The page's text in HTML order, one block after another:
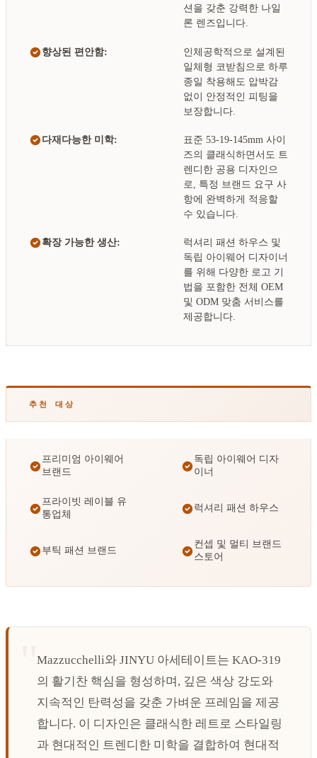
션을 갖춘 강력한 나일
론 렌즈입니다.
향상된 편안함:
인체공학적으로 설계된
일체형 코받침으로 하루
종일 착용해도 압박감
없이 안정적인 피팅을
보장합니다.
다재다능한 미학:
표준 53-19-145mm 사이
즈의 클래식하면서도 트
렌디한 공용 디자인으
로, 특정 브랜드 요구 사
항에 완벽하게 적응할
수 있습니다.
확장 가능한 생산:
럭셔리 패션 하우스 및
독립 아이웨어 디자이너
를 위해 다양한 로고 기
법을 포함한 전체 OEM
및 ODM 맞춤 서비스를
제공합니다.
추천 대상
프리미엄 아이웨어
브랜드
독립 아이웨어 디자
이너
프라이빗 레이블 유
통업체
럭셔리 패션 하우스
부틱 패션 브랜드
컨셉 및 멀티 브랜드
스토어
Mazzucchelli와 JINYU 아세테이트는 KAO-319
의 활기찬 핵심을 형성하며, 깊은 색상 강도와
지속적인 탄력성을 갖춘 가벼운 프레임을 제공
합니다. 이 디자인은 클래식한 레트로 스타일링
과 현대적인 트렌디한 미학을 결합하여 현대적